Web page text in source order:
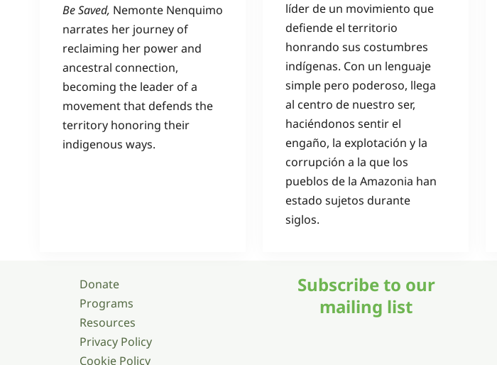
Be Saved, Nemonte Nenquimo
narrates her journey of
reclaiming her power and
ancestral connection,
becoming the leader of a
movement that defends the
territory honoring their
indigenous ways.
líder de un movimiento que
defiende el territorio
honrando sus costumbres
indígenas. Con un lenguaje
simple pero poderoso, llega
al centro de nuestro ser,
haciéndonos sentir el
engaño, la explotación y la
corrupción a la que los
pueblos de la Amazonia han
estado sujetos durante
siglos.
Donate
Programs
Resources
Privacy Policy
Cookie Policy
Subscribe to our
mailing list